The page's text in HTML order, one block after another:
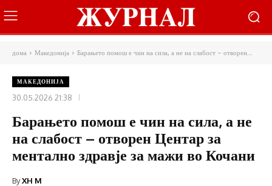
дома Македонија Барањето помош е чин на сила, а не на слабост – отворен...
МАКЕДОНИЈА
30.05.2026 21:38
Барањето помош е чин на сила, а не
на слабост – отворен Центар за
ментално здравје за мажи во Кочани
ByXH M